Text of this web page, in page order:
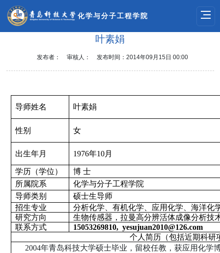
化学与分子工程学院
叶素娟
发布者： 审核人： 发布时间：2014年09月15日 00:00
导师姓名 叶素娟
性别 女
出生年月 1976年10月
学历（学位） 博 士
所属院系
化学与分子工程学院
导师类别
硕士生导师
招生专业
分析化学、有机化学、应用化学、海洋化
研究方向
生物传感器，拉曼高分辨活体成像分析技
联系方式
15053269810, yesujuan2010@126.com
个人简历（包括近期科研
2004年青岛科技大学硕士毕业，留校任教，获应用化学